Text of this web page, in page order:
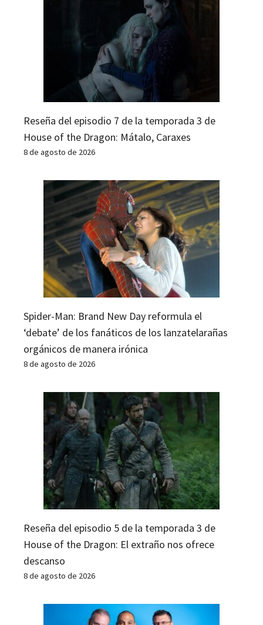
Reseña del episodio 7 de la temporada 3 de
House of the Dragon: Mátalo, Caraxes
8 de agosto de 2026
Spider-Man: Brand New Day reformula el
‘debate’ de los fanáticos de los lanzatelarañas
orgánicos de manera irónica
8 de agosto de 2026
Reseña del episodio 5 de la temporada 3 de
House of the Dragon: El extraño nos ofrece
descanso
8 de agosto de 2026